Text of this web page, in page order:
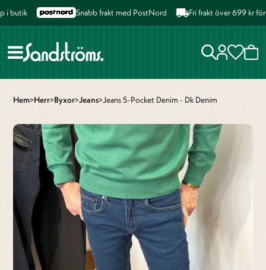
Snabb frakt med PostNord Fri frakt över 699 kr för
Hem>Herr>Byxor>Jeans>Jeans 5-Pocket Denim - Dk Denim